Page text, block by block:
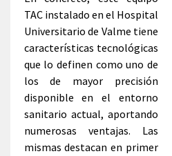
TAC instalado en el Hospital
Universitario de Valme tiene
características tecnológicas
que lo definen como uno de
los de mayor precisión
disponible en el entorno
sanitario actual, aportando
numerosas ventajas. Las
mismas destacan en primer